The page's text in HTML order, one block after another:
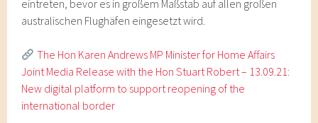
eintreten, bevor es in großem Maßstab auf allen großen
australischen Flughäfen eingesetzt wird.​​​
The Hon Karen Andrews MP Minister for Home Affairs
Joint Media Release with the Hon Stuart Robert – 13.09.21:
New digital platform to support reopening of the
international border